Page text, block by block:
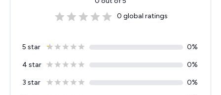
0 global ratings
5 star 0%
4 star 0%
3 star 0%